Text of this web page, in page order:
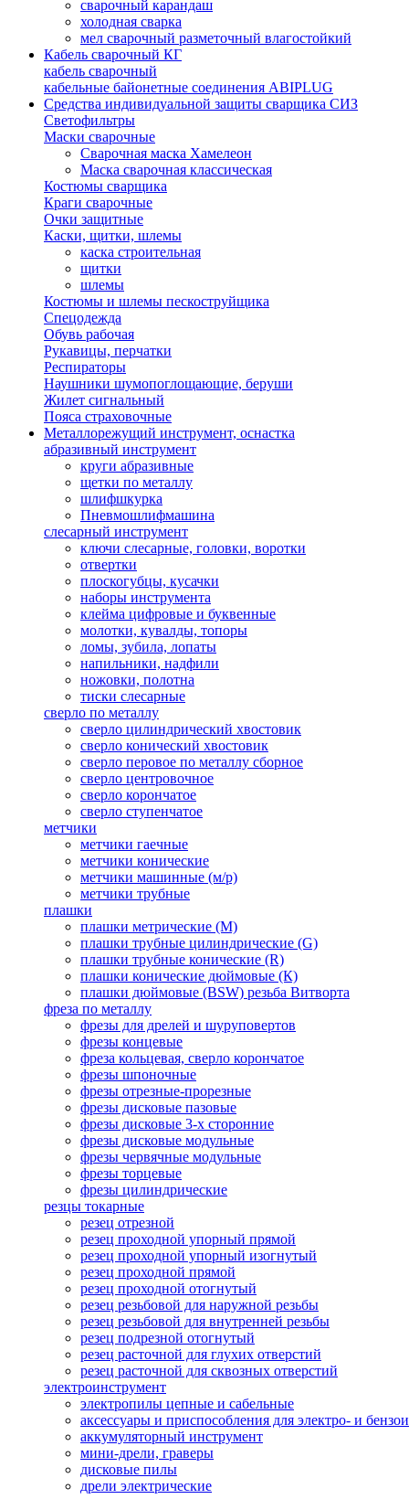
сварочный карандаш
холодная сварка
мел сварочный разметочный влагостойкий
Кабель сварочный КГ
кабель сварочный
кабельные байонетные соединения ABIPLUG
Средства индивидуальной защиты сварщика СИЗ
Светофильтры
Маски сварочные
Сварочная маска Хамелеон
Маска сварочная классическая
Костюмы сварщика
Краги сварочные
Очки защитные
Каски, щитки, шлемы
каска строительная
щитки
шлемы
Костюмы и шлемы пескоструйщика
Спецодежда
Обувь рабочая
Рукавицы, перчатки
Респираторы
Наушники шумопоглощающие, беруши
Жилет сигнальный
Пояса страховочные
Металлорежущий инструмент, оснастка
абразивный инструмент
круги абразивные
щетки по металлу
шлифшкурка
Пневмошлифмашина
слесарный инструмент
ключи слесарные, головки, воротки
отвертки
плоскогубцы, кусачки
наборы инструмента
клейма цифровые и буквенные
молотки, кувалды, топоры
ломы, зубила, лопаты
напильники, надфили
ножовки, полотна
тиски слесарные
сверло по металлу
сверло цилиндрический хвостовик
сверло конический хвостовик
сверло перовое по металлу сборное
сверло центровочное
сверло корончатое
сверло ступенчатое
метчики
метчики гаечные
метчики конические
метчики машинные (м/р)
метчики трубные
плашки
плашки метрические (М)
плашки трубные цилиндрические (G)
плашки трубные конические (R)
плашки конические дюймовые (К)
плашки дюймовые (BSW) резьба Витворта
фреза по металлу
фрезы для дрелей и шуруповертов
фрезы концевые
фреза кольцевая, сверло корончатое
фрезы шпоночные
фрезы отрезные-прорезные
фрезы дисковые пазовые
фрезы дисковые 3-х сторонние
фрезы дисковые модульные
фрезы червячные модульные
фрезы торцевые
фрезы цилиндрические
резцы токарные
резец отрезной
резец проходной упорный прямой
резец проходной упорный изогнутый
резец проходной прямой
резец проходной отогнутый
резец резьбовой для наружной резьбы
резец резьбовой для внутренней резьбы
резец подрезной отогнутый
резец расточной для глухих отверстий
резец расточной для сквозных отверстий
электроинструмент
электропилы цепные и сабельные
аксессуары и приспособления для электро- и
аккумуляторный инструмент
мини-дрели, граверы
дисковые пилы
дрели электрические